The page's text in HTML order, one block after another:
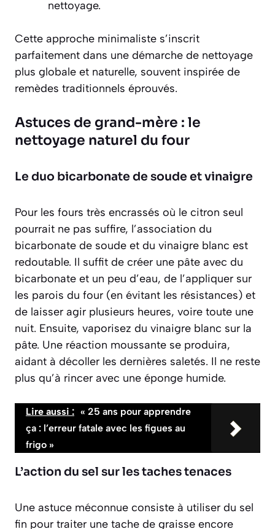
nettoyage.
Cette approche minimaliste s’inscrit
parfaitement dans une démarche de nettoyage
plus globale et naturelle, souvent inspirée de
remèdes traditionnels éprouvés.
Astuces de grand-mère : le
nettoyage naturel du four
Le duo bicarbonate de soude et vinaigre
Pour les fours très encrassés où le citron seul
pourrait ne pas suffire, l’association du
bicarbonate de soude et du vinaigre blanc est
redoutable. Il suffit de créer une pâte avec du
bicarbonate et un peu d’eau, de l’appliquer sur
les parois du four (en évitant les résistances) et
de laisser agir plusieurs heures, voire toute une
nuit. Ensuite, vaporisez du vinaigre blanc sur la
pâte. Une réaction moussante se produira,
aidant à décoller les dernières saletés. Il ne reste
plus qu’à rincer avec une éponge humide.
Lire aussi : « 25 ans pour apprendre
ça : l’erreur fatale avec les figues au
frigo »
L’action du sel sur les taches tenaces
Une astuce méconnue consiste à utiliser du sel
fin pour traiter une tache de graisse encore